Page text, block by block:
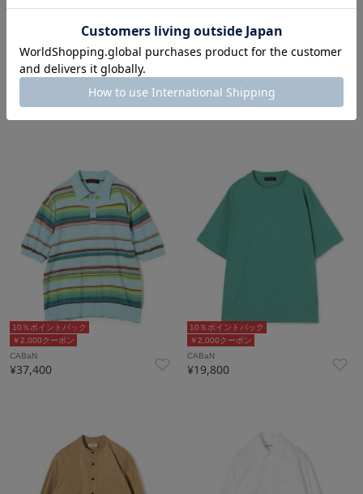
￥2,000クーポン
10％ポイントバック
¥37,400
￥2,000クーポン
CABaN
¥37,400
￥2,000クーポン
10％ポイントバック
CABaN
¥37,400
￥2,000クーポン
10％ポイントバック
CABaN
¥19,800